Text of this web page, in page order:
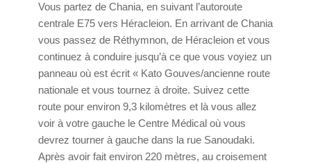
Vous partez de Chania, en suivant l’autoroute
centrale E75 vers Héracleion. En arrivant de Chania
vous passez de Réthymnon, de Héracleion et vous
continuez à conduire jusqu’à ce que vous voyiez un
panneau où est écrit « Kato Gouves/ancienne route
nationale et vous tournez à droite. Suivez cette
route pour environ 9,3 kilomètres et là vous allez
voir à votre gauche le Centre Médical où vous
devrez tourner à gauche dans la rue Sanoudaki.
Après avoir fait environ 220 mètres, au croisement